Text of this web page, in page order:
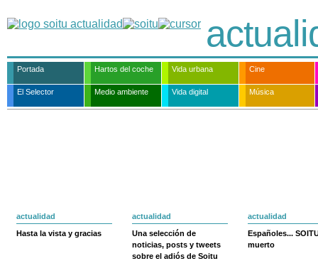
Portada Hartos del coche Vida urbana Cine
El Selector Medio ambiente Vida digital Música
actualidad
Hasta la vista y gracias
actualidad
Una selección de
noticias, posts y tweets
sobre el adiós de Soitu
actualidad
Españoles...
muerto